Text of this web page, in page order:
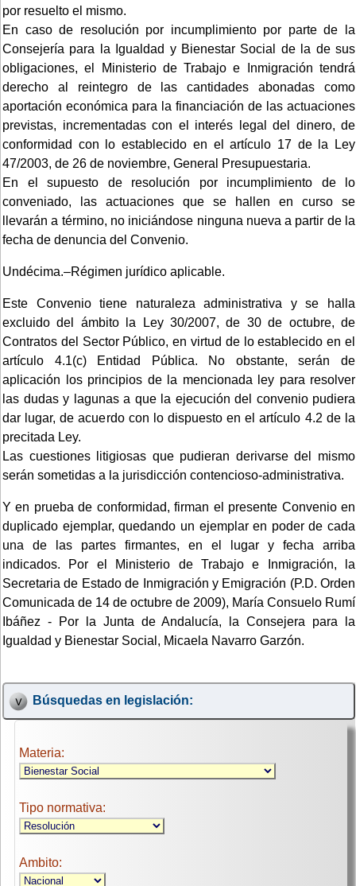
por resuelto el mismo.
En caso de resolución por incumplimiento por parte de la
Consejería para la Igualdad y Bienestar Social de la de sus
obligaciones, el Ministerio de Trabajo e Inmigración tendrá
derecho al reintegro de las cantidades abonadas como
aportación económica para la financiación de las actuaciones
previstas, incrementadas con el interés legal del dinero, de
conformidad con lo establecido en el artículo 17 de la Ley
47/2003, de 26 de noviembre, General Presupuestaria.
En el supuesto de resolución por incumplimiento de lo
conveniado, las actuaciones que se hallen en curso se
llevarán a término, no iniciándose ninguna nueva a partir de la
fecha de denuncia del Convenio.
Undécima.–Régimen jurídico aplicable.
Este Convenio tiene naturaleza administrativa y se halla
excluido del ámbito la Ley 30/2007, de 30 de octubre, de
Contratos del Sector Público, en virtud de lo establecido en el
artículo 4.1(c) Entidad Pública. No obstante, serán de
aplicación los principios de la mencionada ley para resolver
las dudas y lagunas a que la ejecución del convenio pudiera
dar lugar, de acuerdo con lo dispuesto en el artículo 4.2 de la
precitada Ley.
Las cuestiones litigiosas que pudieran derivarse del mismo
serán sometidas a la jurisdicción contencioso-administrativa.
Y en prueba de conformidad, firman el presente Convenio en
duplicado ejemplar, quedando un ejemplar en poder de cada
una de las partes firmantes, en el lugar y fecha arriba
indicados. Por el Ministerio de Trabajo e Inmigración, la
Secretaria de Estado de Inmigración y Emigración (P.D. Orden
Comunicada de 14 de octubre de 2009), María Consuelo Rumí
Ibáñez - Por la Junta de Andalucía, la Consejera para la
Igualdad y Bienestar Social, Micaela Navarro Garzón.
Búsquedas en legislación:
Materia:
Tipo normativa:
Ambito: